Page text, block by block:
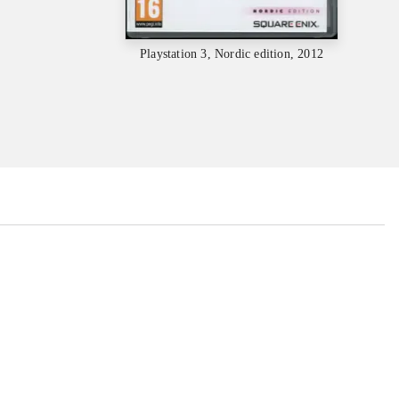
Playstation 3, Nordic edition, 2012